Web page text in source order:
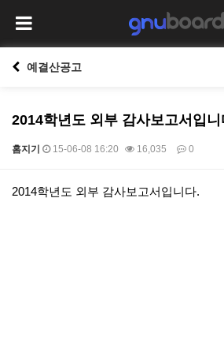
예결산공고
2014학년도 외부 감사보고서입니
홈지기 15-06-08 16:20 16,035 0
본문
2014학년도 외부 감사보고서입니다.